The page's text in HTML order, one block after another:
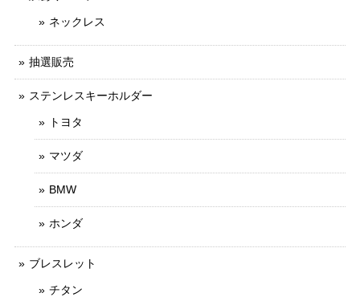
ネックレス
抽選販売
ステンレスキーホルダー
トヨタ
マツダ
BMW
ホンダ
ブレスレット
チタン